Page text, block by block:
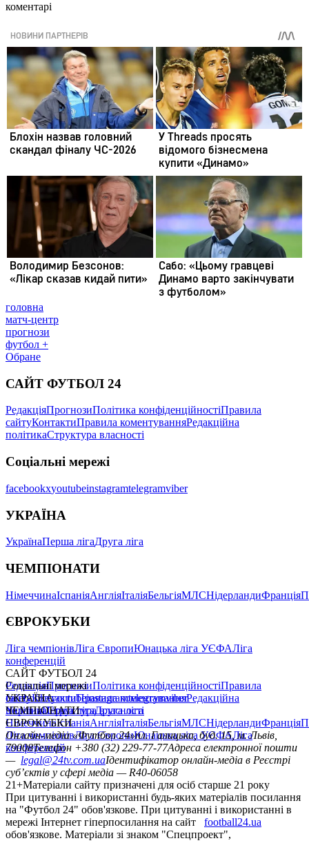
коментарі
головна
матч-центр
прогнози
футбол +
Обране
САЙТ ФУТБОЛ 24
РедакціяПрогнозиПолітика конфіденційностіПравила
сайтуКонтактиПравила коментуванняРедакційна
політикаСтруктура власності
Соціальні мережі
facebookxyoutubeinstagramtelegramviber
УКРАЇНА
УкраїнаПерша лігаДруга ліга
ЧЕМПІОНАТИ
НімеччинаІспаніяАнгліяІталіяБельгіяМЛСНідерландиФранція
ЄВРОКУБКИ
Ліга чемпіонівЛіга ЄвропиЮнацька ліга УЄФАЛіга
конференцій
САЙТ ФУТБОЛ 24
РедакціяПрогнозиПолітика конфіденційностіПравила
сайтуКонтактиПравила коментуванняРедакційна
політикаСтруктура власності
Соціальні мережі
facebookxyoutubeinstagramtelegramviber
УКРАЇНА
УкраїнаПерша лігаДруга ліга
ЧЕМПІОНАТИ
НімеччинаІспаніяАнгліяІталіяБельгіяМЛСНідерландиФранція
ЄВРОКУБКИ
Ліга чемпіонівЛіга ЄвропиЮнацька ліга УЄФАЛіга
конференцій
Онлайн-медіа «Футбол 24»пл. Галицька, буд. 15, м. Львів,
79008Телефон +380 (32) 229-77-77Адреса електронної пошти
— legal@24tv.com.uaІдентифікатор онлайн-медіа в Реєстрі
суб’єктів у сфері медіа — R40-06058
21+Матеріали сайту призначені для осіб старше 21 року
При цитуванні і використанні будь-яких матеріалів посилання
на "Футбол 24" обов'язкове. При цитуванні і використанні в
мережі Інтернет гіперпосилання на сайт
football24.ua
обов'язкове. Матеріали зі знаком "Спецпроект",